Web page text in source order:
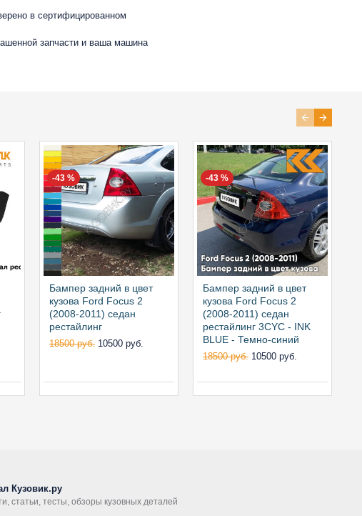
в сертифицированном
запчасти и ваша машина
-43 %
Бампер задний в цвет
кузова Ford Focus 2
(2008-2011) седан
рестайлинг
18500 руб. 10500 руб.
-43 %
Бампер задний в цвет
кузова Ford Focus 2
(2008-2011) седан
рестайлинг 3CYC - INK
BLUE - Темно-синий
18500 руб. 10500 руб.
Кузовик.ру
статьи, тесты, обзоры кузовных деталей